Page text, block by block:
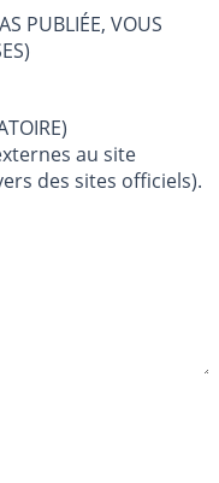
PUBLIÉE, VOUS
(OBLIGATOIRE)
au site
des sites officiels).